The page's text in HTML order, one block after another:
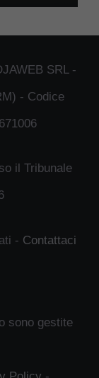
SRL -
- Codice
il Tribunale
- Contattaci
sono gestite